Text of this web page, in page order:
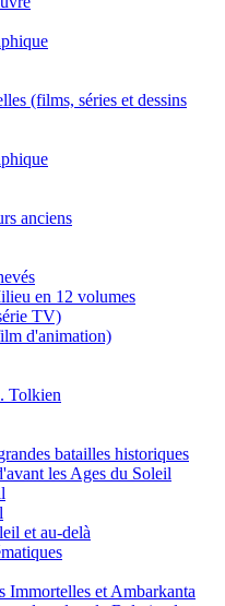
(films, séries et dessins
anciens
en 12 volumes
TV)
d'animation)
Tolkien
batailles historiques
les Ages du Soleil
et au-delà
Immortelles et Ambarkanta